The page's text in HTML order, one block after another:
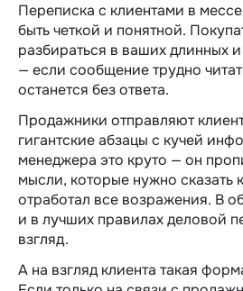
Переписка с клиентами в
быть четкой и понятной.
разбираться в ваших длинных и
— если сообщение трудно
останется без ответа.
Продажники отправляют
гигантские абзацы с кучей
менеджера это круто — он
мысли, которые нужно сказать
отработал все возражения. В
и в лучших правилах деловой
взгляд.
А на взгляд клиента такая